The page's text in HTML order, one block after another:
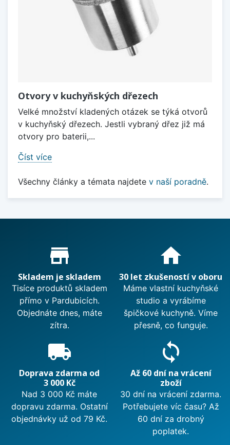
Otvory v kuchyňských dřezech
Velké množství kladených otázek se týká otvorů
v kuchyňský dřezech. Jestli vybraný dřez již má
otvory pro baterii,...
Číst více
Všechny články a témata najdete v naší poradně.
Proč nakupovat u nás?
store_mall_directory
Skladem je skladem
Tisíce produktů skladem
přímo v Pardubicích.
Objednáte dnes, máte
zítra.
home
30 let zkušeností v oboru
Máme vlastní kuchyňské
studio a vyrábíme
špičkové kuchyně. Víme
přesně, co funguje.
local_shipping
Doprava zdarma od
3 000 Kč
Nad 3 000 Kč máte
dopravu zdarma. Ostatní
objednávky už od 79 Kč.
sync
Až 60 dní na vrácení
zboží
30 dní na vrácení zdarma.
Potřebujete víc času? Až
60 dní za drobný
poplatek.